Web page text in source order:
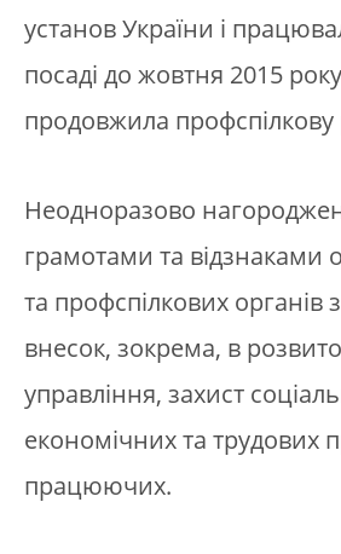
установ України і
посаді до жовтня 2015
продовжила профспілкову
Неодноразово
грамотами та відзнаками
та профспілкових органів
внесок, зокрема, в
управління, захист
економічних та трудових
працюючих.